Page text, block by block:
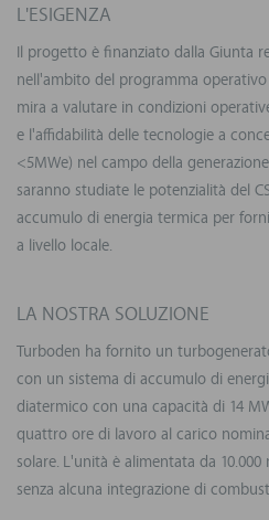
L'ESIGENZA
Il progetto è finanziato dalla Giunta
nell'ambito del programma operativo
mira a valutare in condizioni
e l'affidabilità delle tecnologie a
<5MWe) nel campo della
saranno studiate le potenzialità del
accumulo di energia termica per
a livello locale.
LA NOSTRA SOLUZIONE
Turboden ha fornito un
con un sistema di accumulo di
diatermico con una capacità di 14
quattro ore di lavoro al carico
solare. L'unità è alimentata da
senza alcuna integrazione di